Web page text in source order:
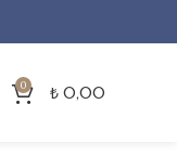
0 ₺ 0,00